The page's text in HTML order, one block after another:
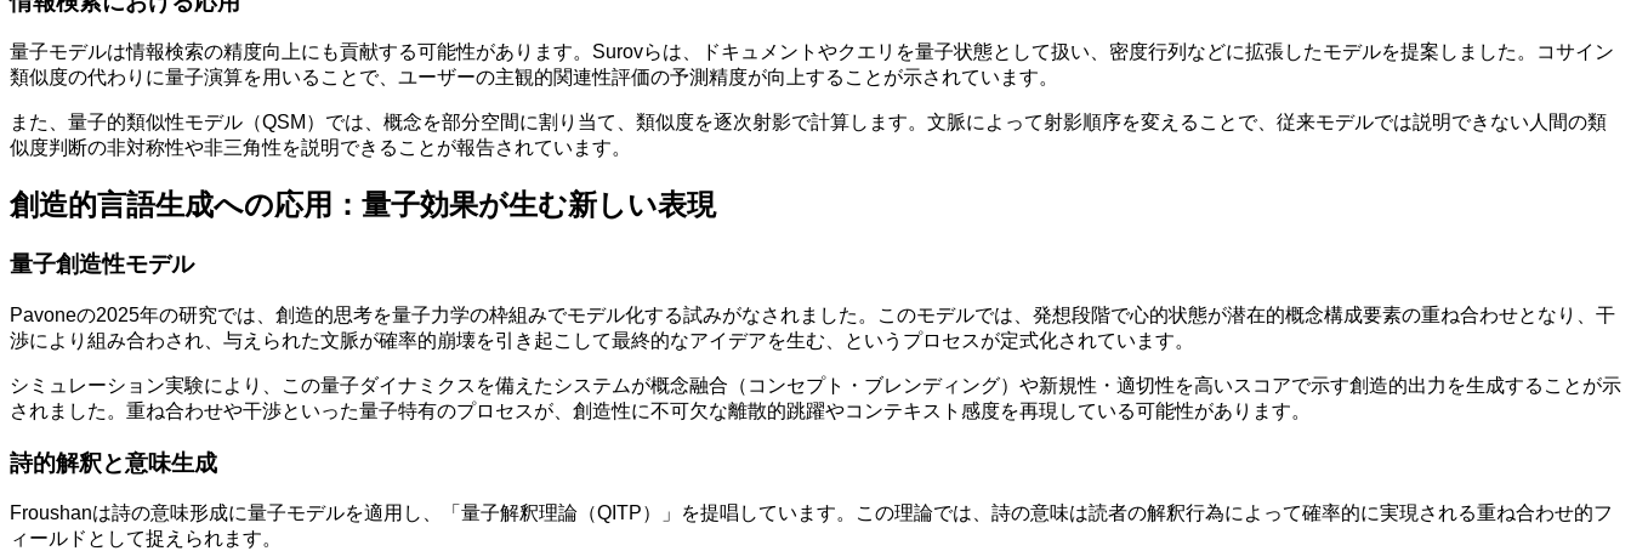
量子モデルは情報検索の精度向上にも貢献する可能性があります。Surovらは、ドキュメントやクエリを量子状態として扱い、密度行列などに拡張したモデルを提案しました。コサイン
類似度の代わりに量子演算を用いることで、ユーザーの主観的関連性評価の予測精度が向上することが示されています。
また、量子的類似性モデル（QSM）では、概念を部分空間に割り当て、類似度を逐次射影で計算します。文脈によって射影順序を変えることで、従来モデルでは説明できない人間の類
似度判断の非対称性や非三角性を説明できることが報告されています。
創造的言語生成への応用：量子効果が生む新しい表現
量子創造性モデル
Pavoneの2025年の研究では、創造的思考を量子力学の枠組みでモデル化する試みがなされました。このモデルでは、発想段階で心的状態が潜在的概念構成要素の重ね合わせとなり、干
渉により組み合わされ、与えられた文脈が確率的崩壊を引き起こして最終的なアイデアを生む、というプロセスが定式化されています。
シミュレーション実験により、この量子ダイナミクスを備えたシステムが概念融合（コンセプト・ブレンディング）や新規性・適切性を高いスコアで示す創造的出力を生成することが示
されました。重ね合わせや干渉といった量子特有のプロセスが、創造性に不可欠な離散的跳躍やコンテキスト感度を再現している可能性があります。
詩的解釈と意味生成
Froushanは詩の意味形成に量子モデルを適用し、「量子解釈理論（QITP）」を提唱しています。この理論では、詩の意味は読者の解釈行為によって確率的に実現される重ね合わせ的フ
ィールドとして捉えられます。